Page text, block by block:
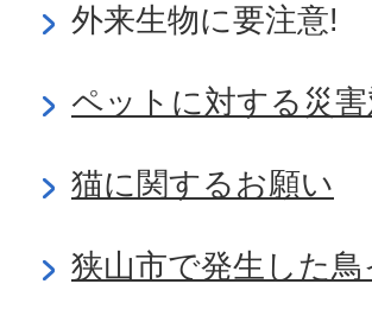
外来生物に要注意!
ペットに対する災
猫に関するお願い
狭山市で発生した